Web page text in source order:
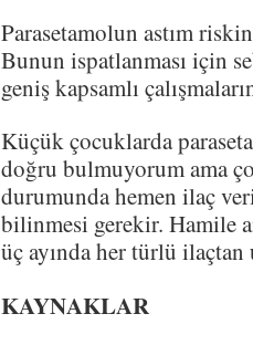
Parasetamolun astım
Bunun ispatlanması için
geniş kapsamlı
Küçük çocuklarda
doğru bulmuyorum ama
durumunda hemen ilaç
bilinmesi gerekir. Hamile
üç ayında her türlü ilaçtan
KAYNAKLAR